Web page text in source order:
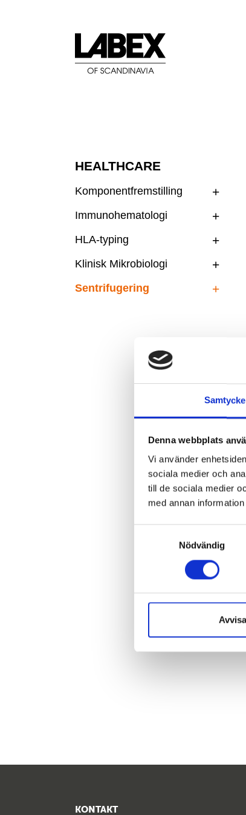
Samtycke
Denna webbplats
Vi använder
sociala medier och
till de sociala medier
med annan
Nödvändig
Avvisa
HEALTHCARE
Komponentfremstilling
Immunohematologi
HLA-typing
Klinisk Mikrobiologi
Sentrifugering
KONTAKT